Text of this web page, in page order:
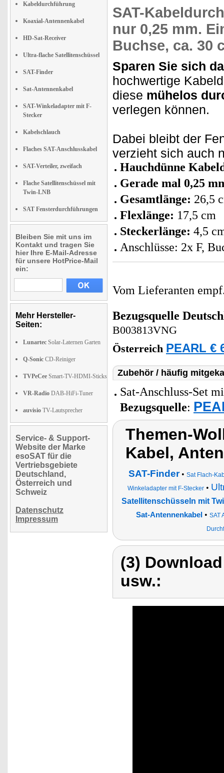
Kabeldurchführung
Koaxial-Antennenkabel
HD-Sat-Receiver
Ultra-flache Satellitenschüssel
SAT-Finder
Sat-Antennenkabel
SAT-Winkeladapter mit F-
Stecker
Kabelschlauch
Flaches SAT-Anschlusskabel
SAT-Verteiler, zweifach
Flache Satellitenschüssel mit
Twin-LNB
SAT Fensterdurchführungen
Bleiben Sie mit uns im
Kontakt und tragen Sie
hier Ihre E-Mail-Adresse
für unsere HotPrice-Mail
ein:
Mehr Hersteller-
Seiten:
Lunartec Solar-Laternen Garten
Q-Sonic CD-Reiniger
TVPeCee Smart-TV-HDMI-Sticks
VR-Radio DAB-HiFi-Tuner
auvisio TV-Lautsprecher
Service- & Support-
Website der Marke
esoSAT für die
Vertriebsgebiete
Deutschland,
Österreich und
Schweiz
Datenschutz
Impressum
SAT-
nur 0,25 mm.
Buchse, ca. 30
Sparen Sie sich
hochwertige
diese mühelos
verlegen können.
Dabei bleibt der
verzieht sich auch
Hauchdünne
Gerade mal 0,25
Gesamtlänge: 26,5
Flexlänge: 17,5 cm
Steckerlänge: 4,5
Anschlüsse: 2x F,
Vom Lieferanten
Bezugsquelle
B003813VNG
Österreich PEARL €
Zubehör / häufig
Sat-Anschluss-Set
Bezugsquelle:
Themen-
Kabel,
SAT-Finder• Sat Flach-
Winkeladapter mit F-Stecker •
Satellitenschüsseln mit
Sat-Antennenkabel • SAT
(3)
usw.: